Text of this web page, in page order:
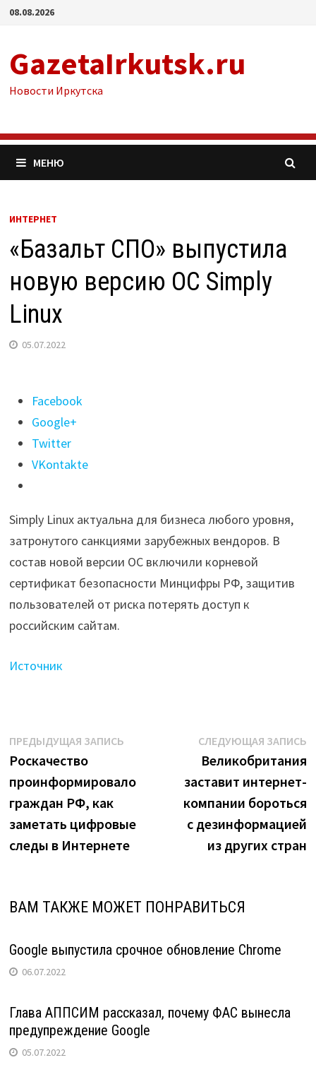
Перейти
08.08.2026
GazetaIrkutsk.ru
Новости Иркутска
МЕНЮ
ИНТЕРНЕТ
«Базальт СПО» выпустила
новую версию ОС Simply
Linux
05.07.2022
Поделиться
"«Базальт
СПО»
выпустила
новую
ОС
Simply
Linux"
Facebook
Google+
Twitter
VKontakte
Simply Linux актуальна для бизнеса любого уровня,
затронутого санкциями зарубежных вендоров. В
состав новой версии ОС включили корневой
сертификат безопасности Минцифры РФ, защитив
пользователей от риска потерять доступ к
российским сайтам.
Источник
Навигация
по
записям
ПРЕДЫДУЩАЯ ЗАПИСЬПредыдущая
Роскачество
проинформировало
граждан РФ, как
заметать цифровые
следы в Интернете
СЛЕДУЮЩАЯ ЗАПИСЬ
Великобритания
заставит интернет-
компании бороться
с дезинформацией
из других стран
ВАМ ТАКЖЕ МОЖЕТ ПОНРАВИТЬСЯ
Google выпустила срочное обновление Chrome
06.07.2022
Глава АППСИМ рассказал, почему ФАС вынесла
предупреждение Google
05.07.2022